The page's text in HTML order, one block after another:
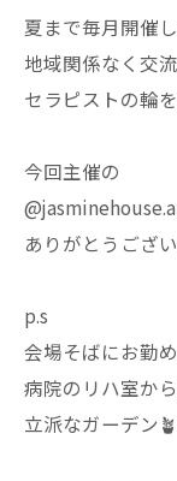
夏まで毎月開催
地域関係なく交
セラピストの輪
今回主催の
ありがとうござ
p.s
会場そばにお勤
病院のリハ室か
立派なガーデン